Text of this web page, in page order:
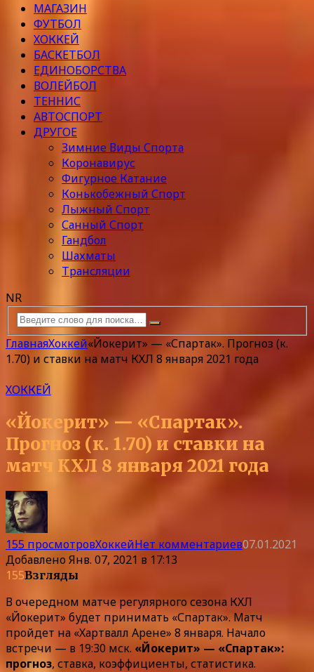
МАГАЗИН
ФУТБОЛ
ХОККЕЙ
БАСКЕТБОЛ
ЕДИНОБОРСТВА
ВОЛЕЙБОЛ
ТЕННИС
АВТОСПОРТ
ДРУГОЕ
Зимние Виды Спорта
Коронавирус
Фигурное Катание
Конькобежный Спорт
Лыжный Спорт
Санный Спорт
Гандбол
Шахматы
Трансляции
NR
ГлавнаяХоккей«Йокерит» — «Спартак». Прогноз (к.
1.70) и ставки на матч КХЛ 8 января 2021 года
ХОККЕЙ
«Йокерит» — «Спартак».
Прогноз (к. 1.70) и ставки на
матч КХЛ 8 января 2021 года
155 просмотровХоккейНет комментариев07.01.2021
ДобавленоЯнв. 07, 2021 в 17:13
155Взгляды
В очередном матче регулярного сезона КХЛ
«Йокерит» будет принимать «Спартак». Матч
пройдет на «Хартвалл Арене» 8 января. Начало
встречи — в 19:30 мск. «Йокерит» — «Спартак»:
прогноз, ставка, коэффициенты, статистика.